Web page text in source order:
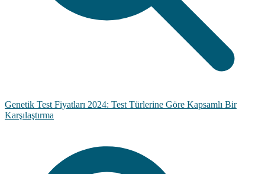
Genetik Test Fiyatları 2024: Test Türlerine Göre Kapsamlı Bir
Karşılaştırma